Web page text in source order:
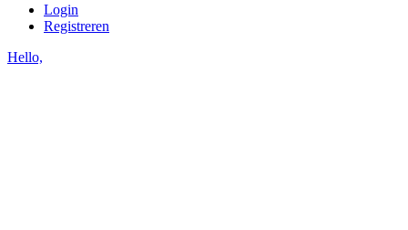
Login
Registreren
Hello,